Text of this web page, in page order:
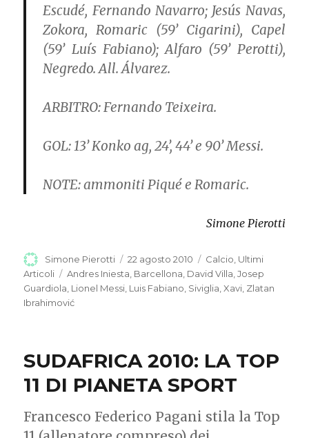
Escudé, Fernando Navarro; Jesús Navas,
Zokora, Romaric (59’ Cigarini), Capel
(59’ Luís Fabiano); Alfaro (59’ Perotti),
Negredo. All. Álvarez.
ARBITRO:Fernando Teixeira.
GOL:13’ Konko ag, 24’, 44’ e 90’ Messi.
NOTE:ammoniti Piqué e Romaric.
Simone Pierotti
Autore
Simone Pierotti
Pubblicato
il
22 agosto 2010 Categorie
Calcio Ultimi
Articoli
Tag
Andres Iniesta Barcellona David Villa ,Josep
Guardiola Lionel Messi Luis Fabiano Siviglia ,Xavi Zlatan
Ibrahimović
SUDAFRICA 2010: LA TOP
11 DI PIANETA SPORT
Francesco Federico Pagani stila la Top